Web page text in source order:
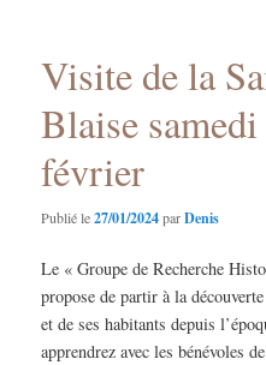
Visite de la
Blaise
février
Publié le27/01/2024parDenis
Le « Groupe de Recherche
propose de partir à la
et de ses habitants depuis
apprendrez avec les bénévoles